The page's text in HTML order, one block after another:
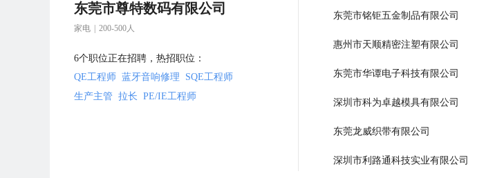
东莞市尊特数码有限公司
家电 200-500人
6个职位正在招聘，热招职位：
QE工程师 蓝牙音响修理
SQE工程师
生产主管 拉长 PE/IE工程师
东莞市铭钜五金制品有限公司
惠州市天顺精密注塑有限公司
东莞市华谭电子科技有限公司
深圳市科为卓越模具有限公司
东莞龙威织带有限公司
深圳市利路通科技实业有限公司